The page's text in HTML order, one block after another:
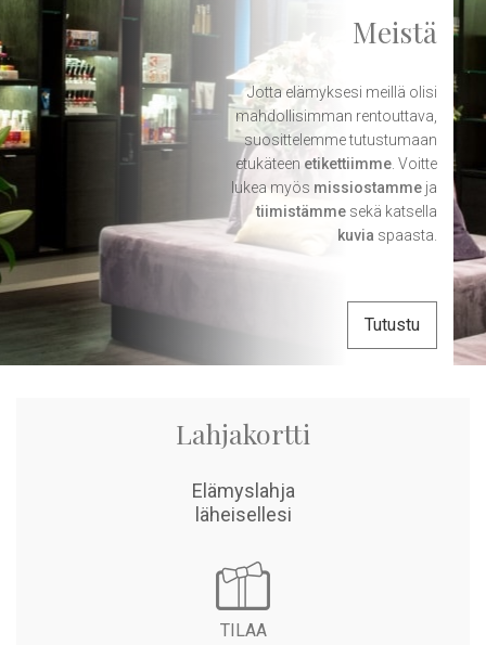
Meistä
Jotta elämyksesi meillä olisi
mahdollisimman rentouttava,
suosittelemme tutustumaan
etukäteen etikettiimme . Voitte
lukea myös missiostamme ja
tiimistämme sekä katsella
kuvia spaasta.
Tutustu
Lahjakortti
Elämyslahja
läheisellesi
TILAA